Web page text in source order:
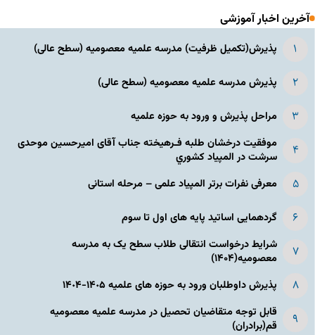
آخرین اخبار آموزشی
پذیرش(تکمیل ظرفیت) مدرسه علمیه معصومیه‌ (سطح عالی)
پذیرش مدرسه علمیه معصومیه‌ (سطح عالی)
مراحل پذیرش و ورود به حوزه علمیه
موفقیت درخشان طلبه فـرهیخته جناب آقای امیرحسین موحدی
سرشت در المپياد كشوري
معرفی نفرات برتر المپیاد علمی – مرحله استانی
گردهمایی اساتید پایه های اول تا سوم
شرایط درخواست انتقالی طلاب سطح یک به مدرسه
معصومیه(۱۴۰۴)
پذیرش داوطلبان ورود به حوزه های علمیه ١۴٠۵-١۴٠۴
قابل توجه متقاضیان تحصیل در مدرسه علمیه معصومیه
قم(برادران)